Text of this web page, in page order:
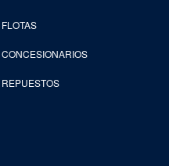
FLOTAS
CONCESIONARIOS
REPUESTOS